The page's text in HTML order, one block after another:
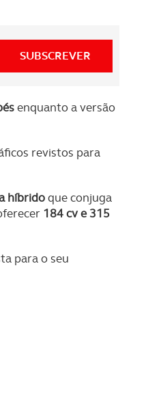
SUBSCREVER
enquanto a versão
revistos para
híbridoque conjuga
184 cv e 315
para o seu